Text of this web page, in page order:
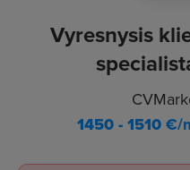
Vyresnysis
1450 - 1510€/